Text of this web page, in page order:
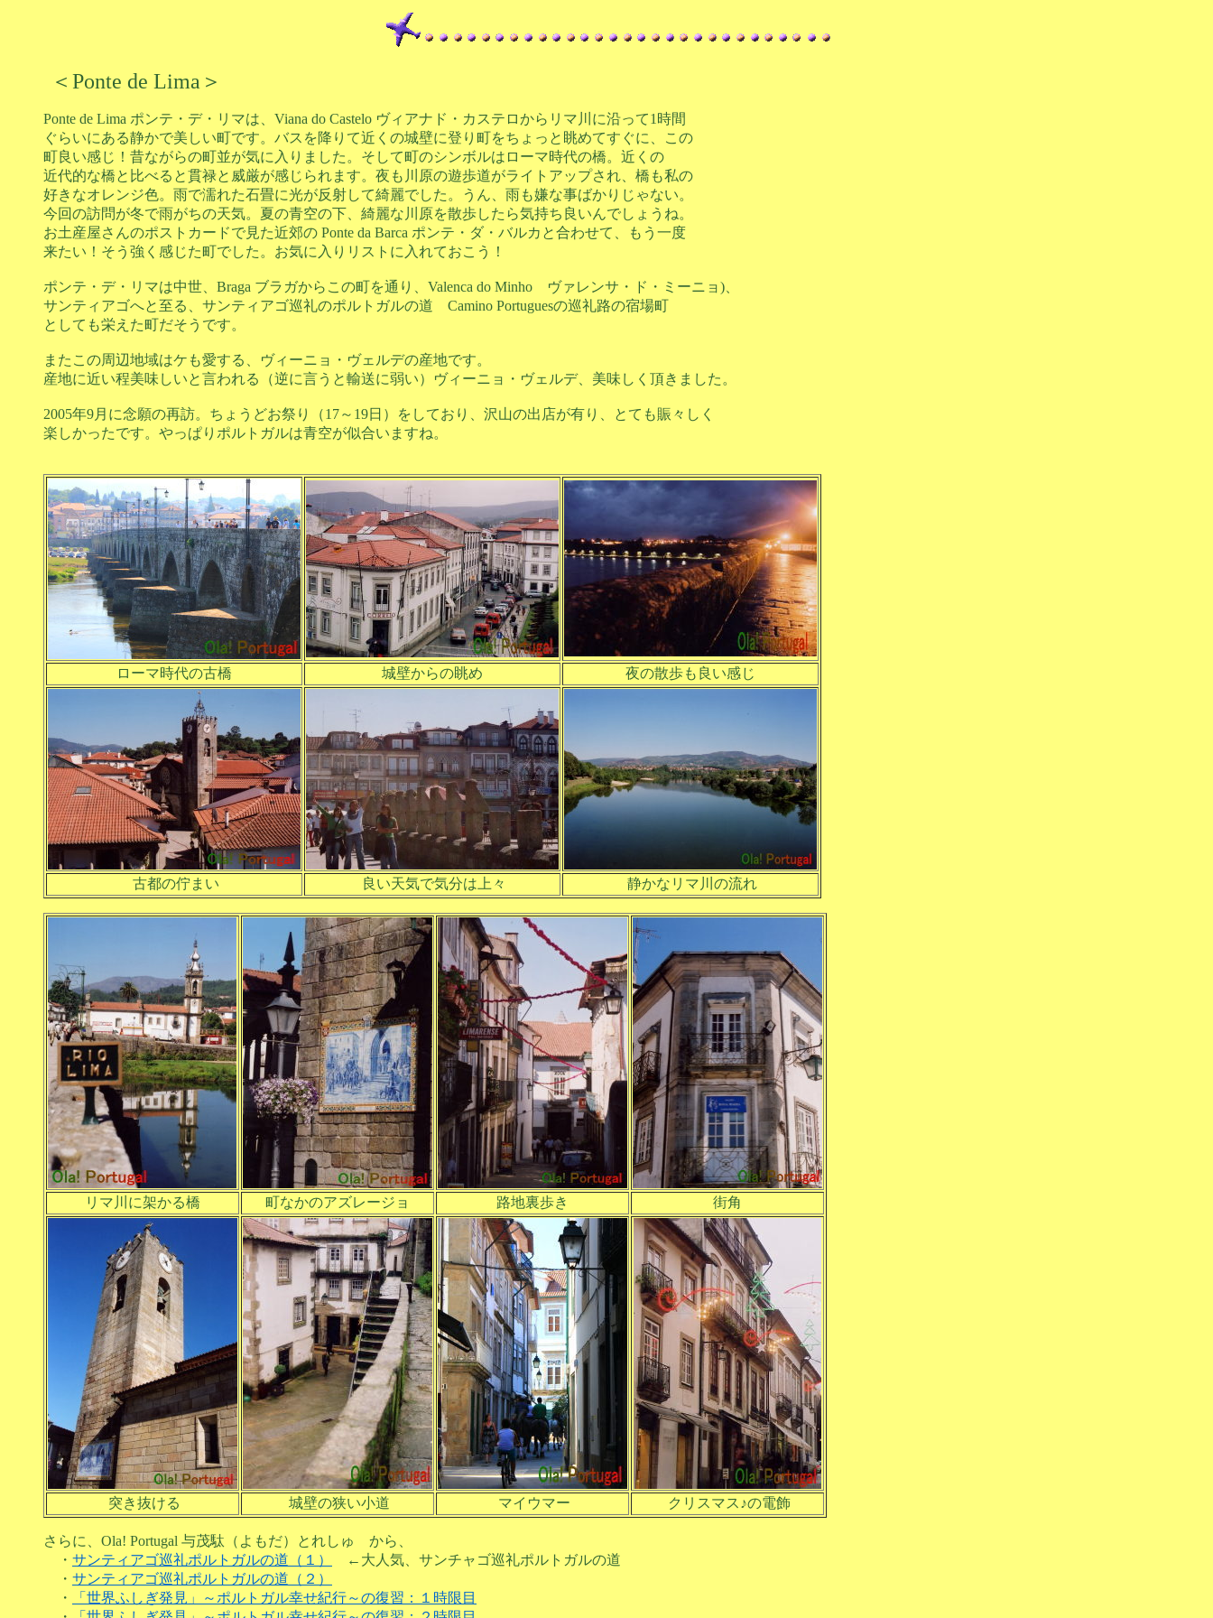
＜Ponte de Lima＞
Ponte de Lima ポンテ・デ・リマは、Viana do Castelo ヴィアナド・カステロからリマ川に沿って1時間
ぐらいにある静かで美しい町です。バスを降りて近くの城壁に登り町をちょっと眺めてすぐに、この
町良い感じ！昔ながらの町並が気に入りました。そして町のシンボルはローマ時代の橋。近くの
近代的な橋と比べると貫禄と威厳が感じられます。夜も川原の遊歩道がライトアップされ、橋も私の
好きなオレンジ色。雨で濡れた石畳に光が反射して綺麗でした。うん、雨も嫌な事ばかりじゃない。
今回の訪問が冬で雨がちの天気。夏の青空の下、綺麗な川原を散歩したら気持ち良いんでしょうね。
お土産屋さんのポストカードで見た近郊の Ponte da Barca ポンテ・ダ・バルカと合わせて、もう一度
来たい！そう強く感じた町でした。お気に入りリストに入れておこう！
ポンテ・デ・リマは中世、Braga ブラガからこの町を通り、Valenca do Minho ヴァレンサ・ド・ミーニョ)、
サンティアゴへと至る、サンティアゴ巡礼のポルトガルの道 Camino Portuguesの巡礼路の宿場町
としても栄えた町だそうです。
またこの周辺地域はケも愛する、ヴィーニョ・ヴェルデの産地です。
産地に近い程美味しいと言われる（逆に言うと輸送に弱い）ヴィーニョ・ヴェルデ、美味しく頂きました。
2005年9月に念願の再訪。ちょうどお祭り（17～19日）をしており、沢山の出店が有り、とても賑々しく
楽しかったです。やっぱりポルトガルは青空が似合いますね。
ローマ時代の古橋 城壁からの眺め 夜の散歩も良い感じ
古都の佇まい 良い天気で気分は上々 静かなリマ川の流れ
リマ川に架かる橋 町なかのアズレージョ 路地裏歩き 街角
突き抜ける 城壁の狭い小道 マイウマー クリスマス♪の電飾
さらに、Ola! Portugal 与茂駄（よもだ）とれしゅ から、
・ サンティアゴ巡礼ポルトガルの道（１）
←大人気、サンチャゴ巡礼ポルトガルの道
・ サンティアゴ巡礼ポルトガルの道（２）
・
「世界ふしぎ発見」～ポルトガル幸せ紀行～の復習：１時限目